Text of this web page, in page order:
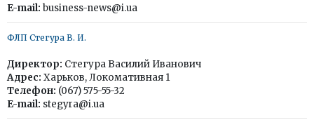
E-mail: business-news@i.ua
ФЛП Стегура В. И.
Директор: Стегура Василий Иванович
Адрес: Харьков, Локомативная 1
Телефон: (067) 575-55-32
E-mail: stegyra@i.ua